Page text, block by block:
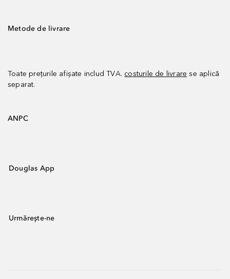
Metode de livrare
Toate prețurile afișate includ TVA. costurile de livrare se aplică
separat.
ANPC
Douglas App
Urmărește-ne